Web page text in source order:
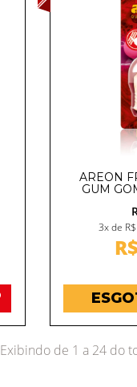
AREON
GUM
3x de
Exibindo de 1 a 24 do